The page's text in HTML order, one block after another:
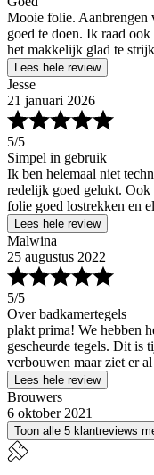
Mooie folie. Aanbrengen
goed te doen. Ik raad
het makkelijk glad te
Lees hele review
Jesse
21 januari 2026
5/5
Simpel in gebruik
Ik ben helemaal niet
redelijk goed gelukt. Ook
folie goed lostrekken en
Lees hele review
Malwina
25 augustus 2022
5/5
Over badkamertegels
plakt prima! We hebben
gescheurde tegels. Dit is
verbouwen maar ziet er
Lees hele review
Brouwers
6 oktober 2021
Toon alle 5 klantreviews